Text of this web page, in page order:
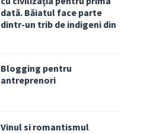
dată. Băiatul face parte
dintr-un trib de indigeni din
Blogging pentru
antreprenori
Vinul si romantismul